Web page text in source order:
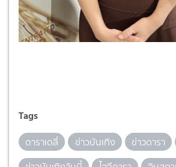
Tags
ดาราเดลี่ ข่าวบันเทิง ข่าวดารา